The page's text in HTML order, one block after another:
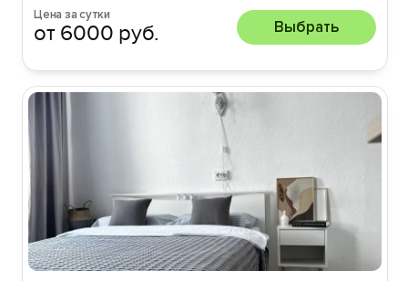
Цена за сутки
от 6000 руб. Выбрать